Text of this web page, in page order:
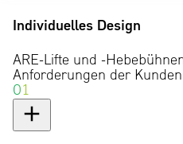
Individuelles Design
ARE-Lifte und -
Anforderungen der
01